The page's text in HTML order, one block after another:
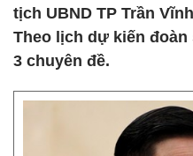
tịch UBND TP Trần
Theo lịch dự kiến
3 chuyên đề.